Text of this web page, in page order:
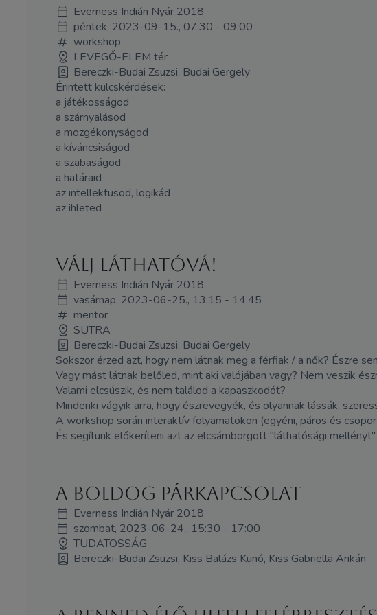
Everness Indián Nyár 2018
péntek, 2023-09-15., 07:30 - 09:00
workshop
LEVEGŐ-ELEM tér
Bereczki-Budai Zsuzsi, Budai Gergely
Érintett kulcskérdések:
a játékosságod
a szárnyalásod
a mozgékonyságod
a kíváncsiságod
a szabaságod
a határaid
az intellektusod, logikád
az ihleted
Válj láthatóvá!
Everness Indián Nyár 2018
vasárnap, 2023-06-25., 13:15 - 14:45
mentor
SUTRA
Bereczki-Budai Zsuzsi, Budai Gergely
Sokszor érzed azt, hogy nem látnak meg a férfiak / a nők? Észre
Vagy mást látnak belőled, mint aki valójában vagy? Nem veszik
Valami elcsúszik, és nem találod a kapaszkodót?
Mindenki vágyik arra, hogy észrevegyék, és olyannak lássák,
A workshop során interaktív folyamatokon (egyéni, páros és
És segítünk előkeríteni azt az elcsámborgott "láthatósági mellényt"
A boldog párkapcsolat
Everness Indián Nyár 2018
szombat, 2023-06-24., 15:30 - 17:00
TUDATOSSÁG
Bereczki-Budai Zsuzsi, Kiss Balázs Kunó, Kiss Gabriella Arikán